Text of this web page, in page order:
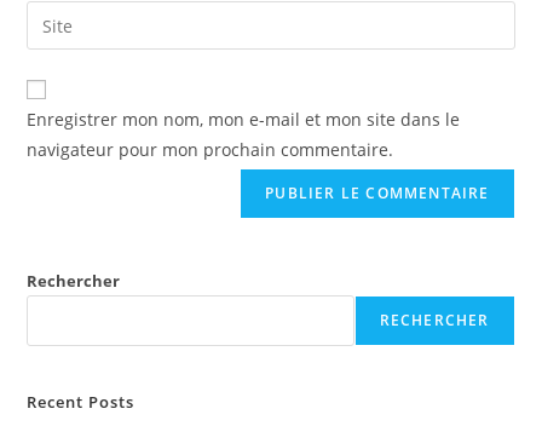
Enregistrer mon nom, mon e-mail et mon site dans le
navigateur pour mon prochain commentaire.
Rechercher
RECHERCHER
Recent Posts